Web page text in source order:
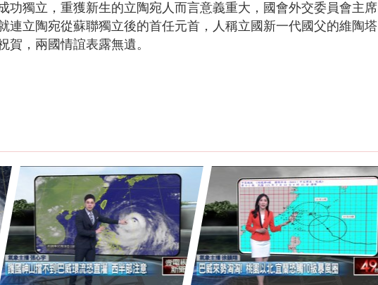
功獨立，重獲新生的立陶宛人而言意義重大，國會外交委員會主席
連立陶宛從蘇聯獨立後的首任元首，人稱立國新一代國父的維陶塔
賀，兩國情誼表露無遺。